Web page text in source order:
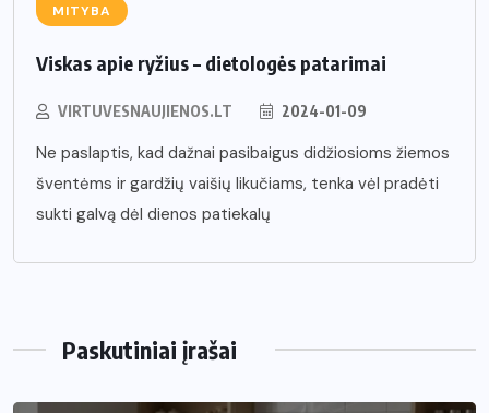
MITYBA
Viskas apie ryžius – dietologės patarimai
VIRTUVESNAUJIENOS.LT 2024-01-09
Ne paslaptis, kad dažnai pasibaigus didžiosioms žiemos
šventėms ir gardžių vaišių likučiams, tenka vėl pradėti
sukti galvą dėl dienos patiekalų
Paskutiniai įrašai